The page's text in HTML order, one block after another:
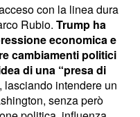
con la linea dura
Rubio. Trump ha
economica e
cambiamenti politici
di una “presa di
, lasciando intendere un
senza però